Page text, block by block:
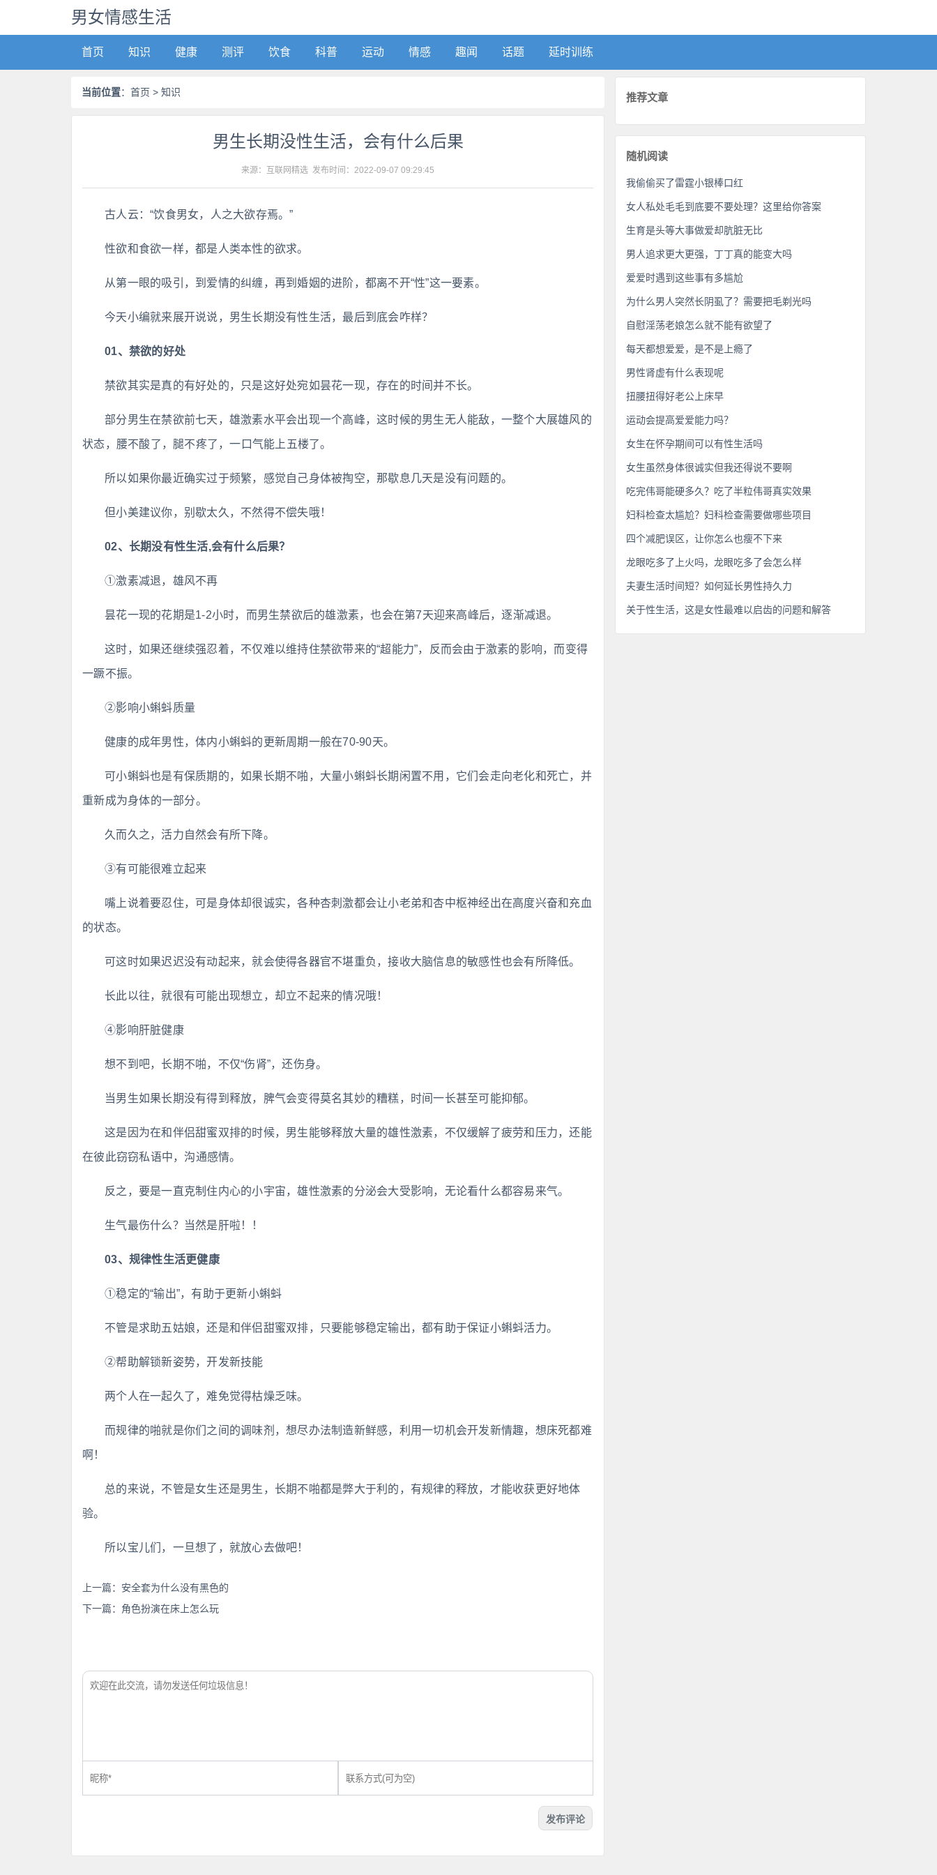
男女情感生活
首页 知识 健康 测评 饮食 科普 运动 情感 趣闻 话题 延时训练
当前位置： 首页 > 知识
男生长期没性生活，会有什么后果
来源：互联网精选 发布时间： 2022-09-07 09:29:45
古人云：“饮食男女，人之大欲存焉。”
性欲和食欲一样，都是人类本性的欲求。
从第一眼的吸引，到爱情的纠缠，再到婚姻的进阶，都离不开“性”这一要素。
今天小编就来展开说说，男生长期没有性生活，最后到底会咋样？
01、禁欲的好处
禁欲其实是真的有好处的，只是这好处宛如昙花一现，存在的时间并不长。
部分男生在禁欲前七天，雄激素水平会出现一个高峰，这时候的男生无人能敌，一整个大展雄风的
状态，腰不酸了，腿不疼了，一口气能上五楼了。
所以如果你最近确实过于频繁，感觉自己身体被掏空，那歇息几天是没有问题的。
但小美建议你，别歇太久，不然得不偿失哦！
02、长期没有性生活,会有什么后果？
①激素减退，雄风不再
昙花一现的花期是1-2小时，而男生禁欲后的雄激素，也会在第7天迎来高峰后，逐渐减退。
这时，如果还继续强忍着，不仅难以维持住禁欲带来的“超能力”，反而会由于激素的影响，而变得
一蹶不振。
②影响小蝌蚪质量
健康的成年男性，体内小蝌蚪的更新周期一般在70-90天。
可小蝌蚪也是有保质期的，如果长期不啪，大量小蝌蚪长期闲置不用，它们会走向老化和死亡，并
重新成为身体的一部分。
久而久之，活力自然会有所下降。
③有可能很难立起来
嘴上说着要忍住，可是身体却很诚实，各种杏刺激都会让小老弟和杏中枢神经出在高度兴奋和充血
的状态。
可这时如果迟迟没有动起来，就会使得各器官不堪重负，接收大脑信息的敏感性也会有所降低。
长此以往，就很有可能出现想立，却立不起来的情况哦！
④影响肝脏健康
想不到吧，长期不啪，不仅“伤肾”，还伤身。
当男生如果长期没有得到释放，脾气会变得莫名其妙的糟糕，时间一长甚至可能抑郁。
这是因为在和伴侣甜蜜双排的时候，男生能够释放大量的雄性激素，不仅缓解了疲劳和压力，还能
在彼此窃窃私语中，沟通感情。
反之，要是一直克制住内心的小宇宙，雄性激素的分泌会大受影响，无论看什么都容易来气。
生气最伤什么？当然是肝啦！！
03、规律性生活更健康
①稳定的“输出”，有助于更新小蝌蚪
不管是求助五姑娘，还是和伴侣甜蜜双排，只要能够稳定输出，都有助于保证小蝌蚪活力。
②帮助解锁新姿势，开发新技能
两个人在一起久了，难免觉得枯燥乏味。
而规律的啪就是你们之间的调味剂，想尽办法制造新鲜感，利用一切机会开发新情趣，想床死都难
啊！
总的来说，不管是女生还是男生，长期不啪都是弊大于利的，有规律的释放，才能收获更好地体
验。
所以宝儿们，一旦想了，就放心去做吧！
上一篇： 安全套为什么没有黑色的
下一篇： 角色扮演在床上怎么玩
推荐文章
随机阅读
我偷偷买了雷霆小银棒口红
女人私处毛毛到底要不要处理？这里给你答案
生育是头等大事做爱却肮脏无比
男人追求更大更强，丁丁真的能变大吗
爱爱时遇到这些事有多尴尬
为什么男人突然长阴虱了？需要把毛剃光吗
自慰淫荡老娘怎么就不能有欲望了
每天都想爱爱，是不是上瘾了
男性肾虚有什么表现呢
扭腰扭得好老公上床早
运动会提高爱爱能力吗？
女生在怀孕期间可以有性生活吗
女生虽然身体很诚实但我还得说不要啊
吃完伟哥能硬多久？吃了半粒伟哥真实效果
妇科检查太尴尬？妇科检查需要做哪些项目
四个减肥误区，让你怎么也瘦不下来
龙眼吃多了上火吗，龙眼吃多了会怎么样
夫妻生活时间短？如何延长男性持久力
关于性生活，这是女性最难以启齿的问题和解答